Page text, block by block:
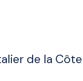
de la